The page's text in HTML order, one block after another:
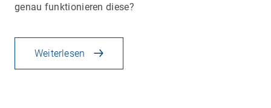
genau funktionieren diese?
Weiterlesen